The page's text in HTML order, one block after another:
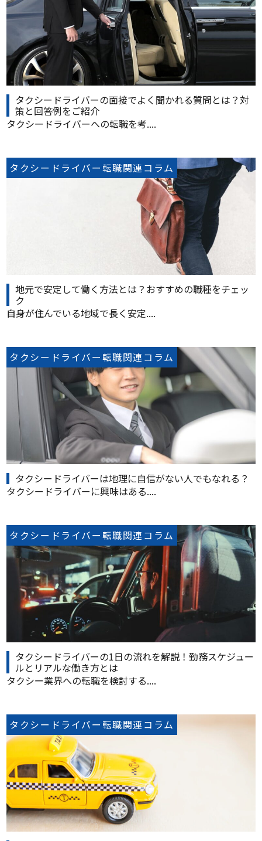
タクシードライバーの面接でよく聞かれる質問とは？対
策と回答例をご紹介
タクシードライバーへの転職を考....
タクシードライバー転職関連コラム
地元で安定して働く方法とは？おすすめの職種をチェッ
ク
自身が住んでいる地域で長く安定....
タクシードライバー転職関連コラム
タクシードライバーは地理に自信がない人でもなれる？
タクシードライバーに興味はある....
タクシードライバー転職関連コラム
タクシードライバーの1日の流れを解説！勤務スケジュー
ルとリアルな働き方とは
タクシー業界への転職を検討する....
タクシードライバー転職関連コラム